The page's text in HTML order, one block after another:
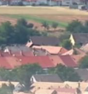
VÁROSUNK A
én a rendezvénytéren!